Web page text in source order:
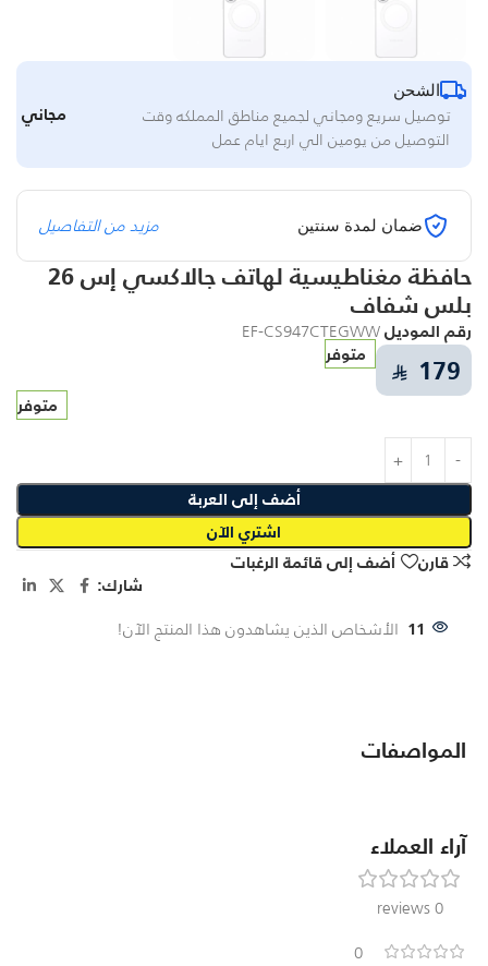
الشحن
توصيل سريع ومجاني لجميع مناطق المملكه وقت
التوصيل من يومين الي اربع ايام عمل
مجاني
ضمان لمدة سنتين مزيد من التفاصيل
حافظة مغناطيسية لهاتف جالاكسي إس 26
بلس شفاف
رقم الموديلEF-CS947CTEGWW
⃁ 179
متوفر
متوفر
أضف إلى العربة
اشتري الآن
قارن
أضف إلى قائمة الرغبات
شارك:
11 الأشخاص الذين يشاهدون هذا المنتج الآن!
المواصفات
آراء العملاء
0 reviews
0